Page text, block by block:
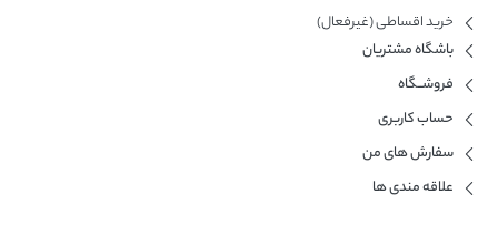
خرید اقساطی (غیرفعال)
باشگاه مشتریان
فروشــگاه
حساب کاربری
سفارش های من
علاقه مندی ها